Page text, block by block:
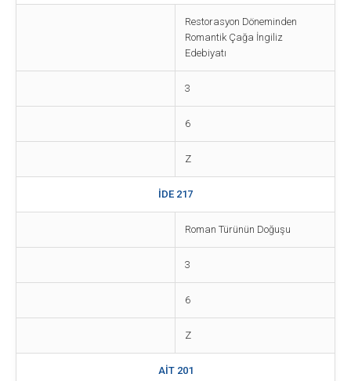
Restorasyon Döneminden
Romantik Çağa İngiliz
Edebiyatı
3
6
Z
İDE 217
Roman Türünün Doğuşu
3
6
Z
AİT 201